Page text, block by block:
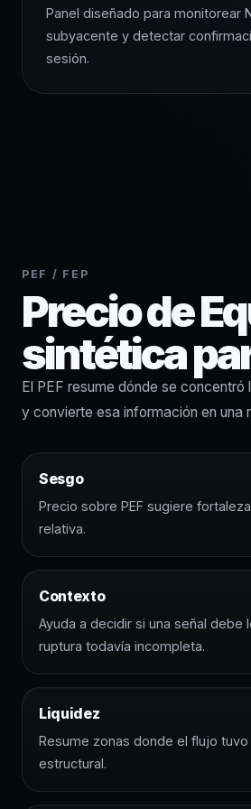
Panel diseñado para monitorear
subyacente y detectar
sesión.
PEF / FEP
Precio de
sintética
El PEF resume dónde se
y convierte esa información en
Sesgo
Precio sobre PEF sugiere
relativa.
Contexto
Ayuda a decidir si una señal
ruptura todavía incompleta.
Liquidez
Resume zonas donde el flujo
estructural.